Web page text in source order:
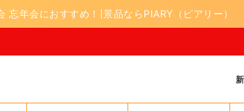
年会におすすめ！|景品ならPIARY（ピアリー）